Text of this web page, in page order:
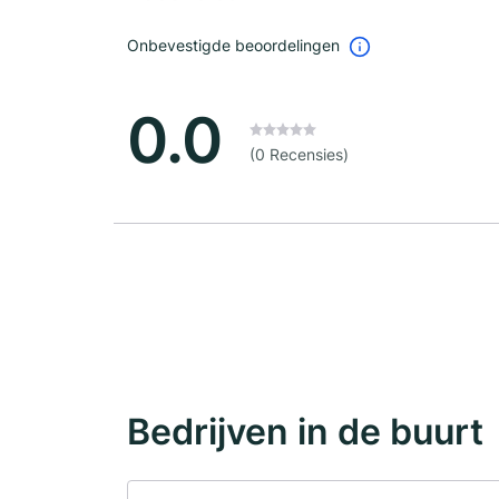
Onbevestigde beoordelingen
0.0 (0 Recensies)
Bedrijven in de buurt